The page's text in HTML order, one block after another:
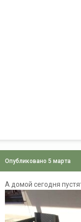
Опубликовано5 марта
А домой сегодня